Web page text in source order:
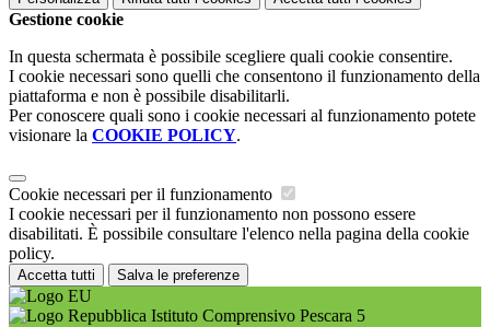
Gestione cookie
In questa schermata è possibile scegliere quali cookie consentire.
I cookie necessari sono quelli che consentono il funzionamento della
piattaforma e non è possibile disabilitarli.
Per conoscere quali sono i cookie necessari al funzionamento potete
visionare la COOKIE POLICY.
Cookie necessari per il funzionamento
I cookie necessari per il funzionamento non possono essere
disabilitati. È possibile consultare l'elenco nella pagina della cookie
policy.
Accetta tutti Salva le preferenze
Istituto Comprensivo Pescara 5